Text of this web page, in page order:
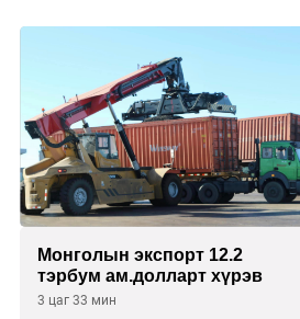
Монголын экспорт 12.2
тэрбум ам.долларт хүрэв
3 цаг 33 мин